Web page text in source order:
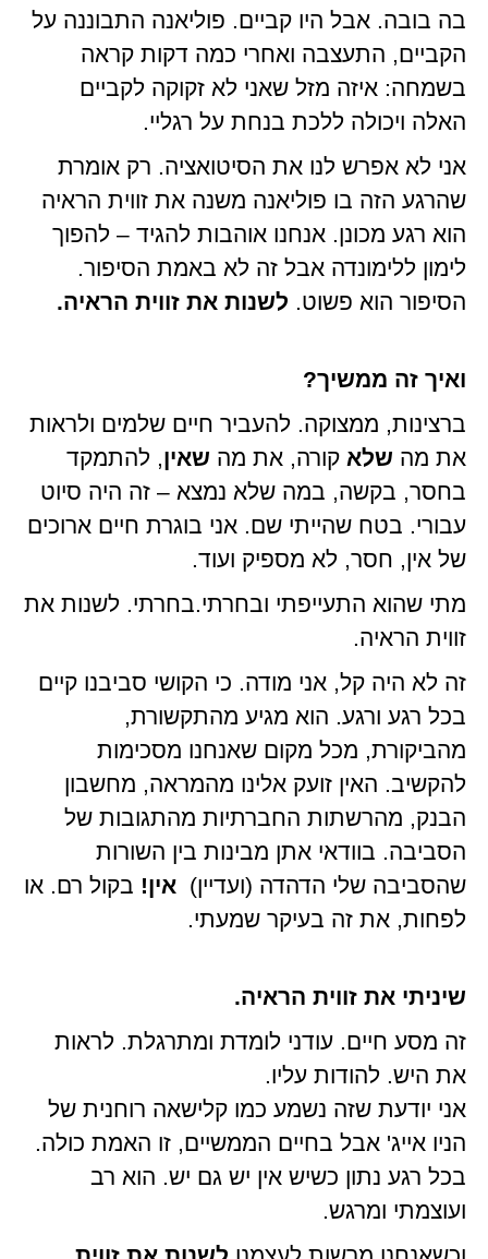
בה בובה. אבל היו קביים. פוליאנה התבוננה על
הקביים, התעצבה ואחרי כמה דקות קראה
בשמחה: איזה מזל שאני לא זקוקה לקביים
האלה ויכולה ללכת בנחת על רגליי.
אני לא אפרש לנו את הסיטואציה. רק אומרת
שהרגע הזה בו פוליאנה משנה את זווית הראיה
הוא רגע מכונן. אנחנו אוהבות להגיד – להפוך
לימון ללימונדה אבל זה לא באמת הסיפור.
הסיפור הוא פשוט. לשנות את זווית הראיה.
ואיך זה ממשיך?
ברצינות, ממצוקה. להעביר חיים שלמים ולראות
את מה שלא קורה, את מה שאין, להתמקד
בחסר, בקשה, במה שלא נמצא – זה היה סיוט
עבורי. בטח שהייתי שם. אני בוגרת חיים ארוכים
של אין, חסר, לא מספיק ועוד.
מתי שהוא התעייפתי ובחרתי.בחרתי. לשנות את
זווית הראיה.
זה לא היה קל, אני מודה. כי הקושי סביבנו קיים
בכל רגע ורגע. הוא מגיע מהתקשורת,
מהביקורת, מכל מקום שאנחנו מסכימות
להקשיב. האין זועק אלינו מהמראה, מחשבון
הבנק, מהרשתות החברתיות מהתגובות של
הסביבה. בוודאי אתן מבינות בין השורות
שהסביבה שלי הדהדה (ועדיין) אין! בקול רם. או
לפחות, את זה בעיקר שמעתי.
שיניתי את זווית הראיה.
זה מסע חיים. עודני לומדת ומתרגלת. לראות
את היש. להודות עליו.
אני יודעת שזה נשמע כמו קלישאה רוחנית של
הניו אייג' אבל בחיים הממשיים, זו האמת כולה.
בכל רגע נתון כשיש אין יש גם יש. הוא רב
ועוצמתי ומרגש.